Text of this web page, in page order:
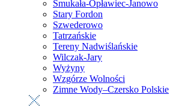
Smukała-Opławiec-Janowo
Stary Fordon
Szwederowo
Tatrzańskie
Tereny Nadwiślańskie
Wilczak-Jary
Wyżyny
Wzgórze Wolności
Zimne Wody–Czersko Polskie